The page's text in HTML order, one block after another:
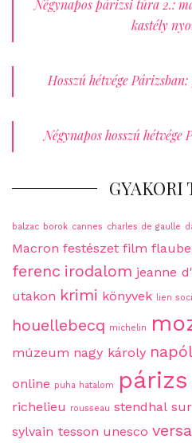
Négynapos párizsi túra 2.:
kastély
Hosszú hétvége
Négynapos hosszú
GYAKORI
balzac borok cannes charles de gaulle
Macron festészet film
ferenc irodalom jeanne
utakon krimi könyvek lien
houellebecq michelin
múzeum nagy károly
online puha hatalom párizs
richelieu
rousseau stendhal
sylvain tesson unesco